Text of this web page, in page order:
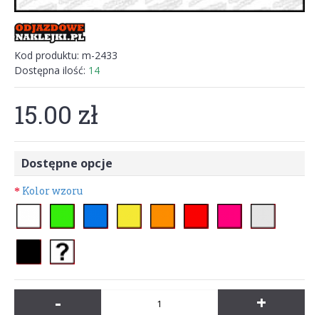
Kod produktu: m-2433
Dostępna ilość: 14
15.00 zł
Dostępne opcje
Kolor wzoru
- +